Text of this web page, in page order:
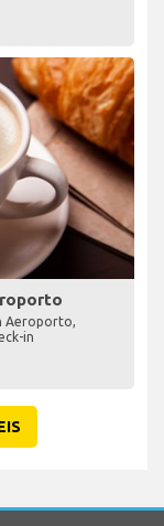
Aeroporto,
in